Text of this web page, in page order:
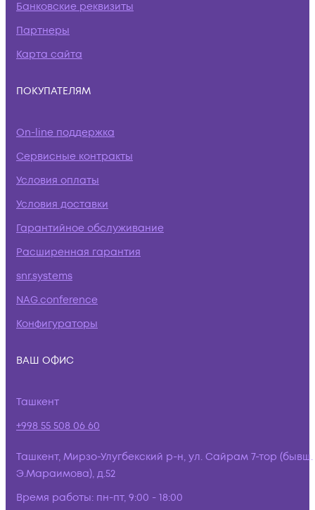
Банковские реквизиты
Партнеры
Карта сайта
ПОКУПАТЕЛЯМ
On-line поддержка
Сервисные контракты
Условия оплаты
Условия доставки
Гарантийное обслуживание
Расширенная гарантия
snr.systems
NAG.conference
Конфигураторы
ВАШ ОФИС
Ташкент
+998 55 508 06 60
Ташкент, Мирзо-Улугбекский р-н, ул. Сайрам 7-тор (бывш.
Э.Мараимова), д.52
Время работы: пн-пт, 9:00 - 18:00